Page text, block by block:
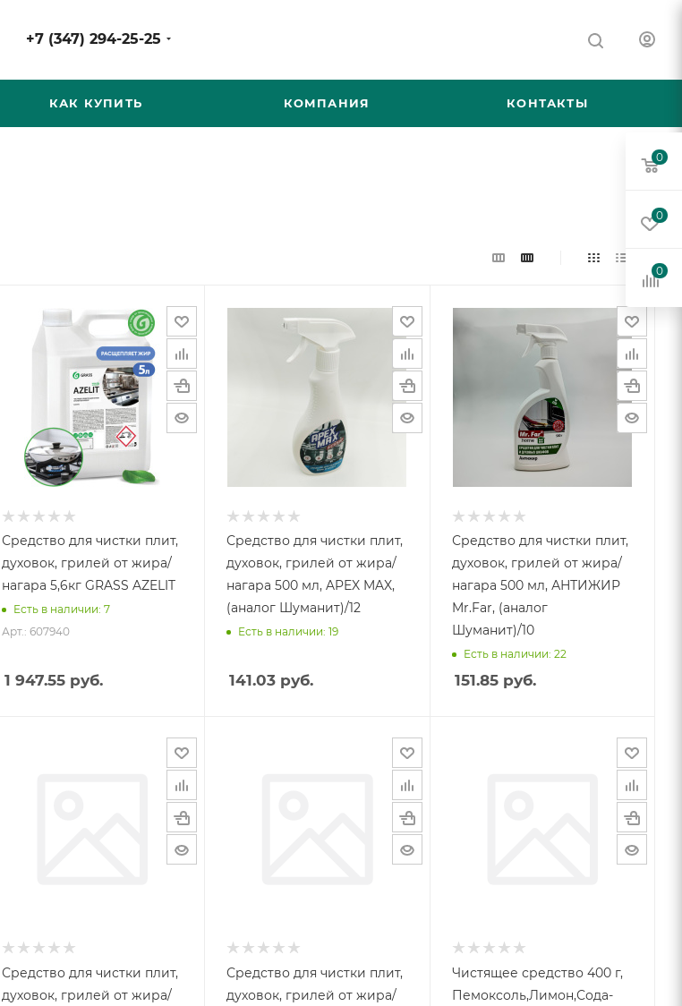
+7 (347) 294-25-25
КАК КУПИТЬ КОМПАНИЯ КОНТАКТЫ
Средство для чистки плит,
духовок, грилей от жира/
нагара 5,6кг GRASS AZELIT
Есть в наличии: 7
Арт.: 607940
1 947.55руб.
Средство для чистки плит,
духовок, грилей от жира/
нагара 500 мл, APEX MAX,
(аналог Шуманит)/12
Есть в наличии: 19
141.03 руб.
Средство для чистки плит,
духовок, грилей от жира/
нагара 500 мл, АНТИЖИР
Mr.Far, (аналог
Шуманит)/10
Есть в наличии: 22
151.85руб.
Средство для чистки плит,
духовок, грилей от жира/
Средство для чистки плит,
духовок, грилей от жира/
Чистящее средство 400 г,
Пемоксоль,Лимон,Сода-
0
0
0